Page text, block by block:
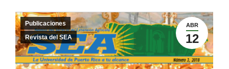
ABR
12
Publicaciones
Revista del SEA